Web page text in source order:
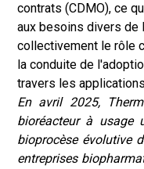
contrats (CDMO), ce
aux besoins divers de
collectivement le rôle
la conduite de
travers les
En avril 2025,
bioréacteur à usage
bioprocèse évolutive
entreprises